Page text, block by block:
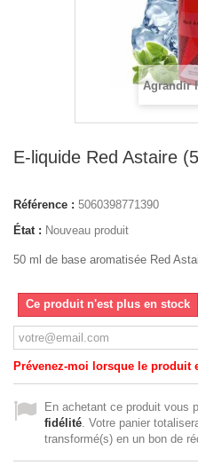
Agrandir
E-liquide Red Astaire
Référence : 5060398771390
État : Nouveau produit
50 ml de base aromatisée Red
Ce produit n'est plus en stock
Prévenez-moi lorsque le produit
En achetant ce produit vous
fidélité. Votre panier
transformé(s) en un bon de